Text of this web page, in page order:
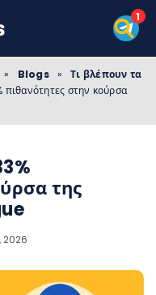
» Blogs »
Τι βλέπουν τα
πιθανότητες στην κούρσα
της
2026